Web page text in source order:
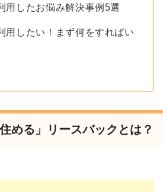
用したお悩み解決事例5選
用したい！まず何をすればい
める」リースバックとは？